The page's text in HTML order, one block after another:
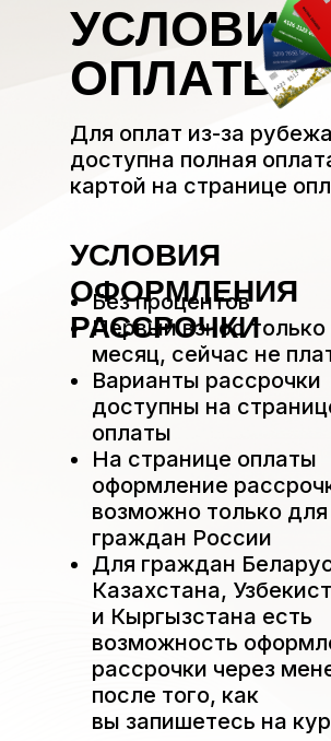
Без процентов
Первый взнос только
месяц, сейчас не
Варианты рассрочки
доступны на
оплаты
На странице оплаты
оформление
возможно только для
граждан России
Для граждан
Казахстана,
и Кыргызстана есть
возможность
рассрочки через
после того, как
вы запишетесь на
УСЛОВИЯ
ОПЛАТЫ
Для оплат из-за рубежа
доступна полная
картой на странице
УСЛОВИЯ
ОФОРМЛЕНИЯ
РАССРОЧКИ